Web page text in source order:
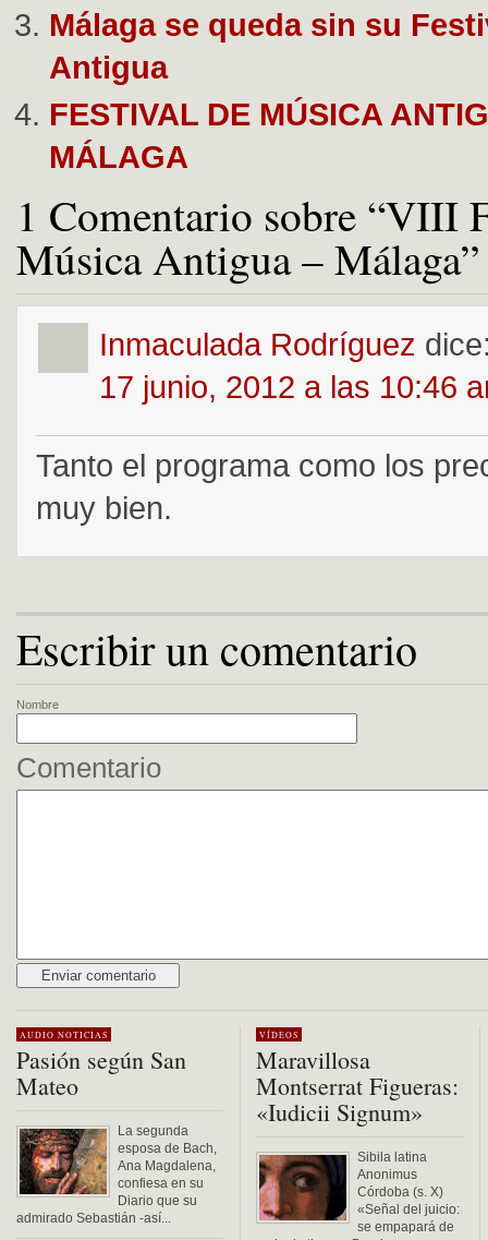
Málaga se queda sin su
Antigua
FESTIVAL DE MÚSICA
MÁLAGA
1 Comentario sobre “VIII
Música Antigua – Málaga”
Inmaculada Rodríguez
17 junio, 2012 a las 10:46
Tanto el programa como los
muy bien.
Escribir un comentario
Nombre
Comentario
AUDIO NOTICIAS
Pasión según San
Mateo
La segunda
esposa de Bach,
Ana Magdalena,
confiesa en su
Diario que su
admirado Sebastián -así...
VÍDEOS
Maravillosa
Montserrat Figueras:
«Iudicii Signum»
Sibila latina
Anonimus
Córdoba (s. X)
«Señal del juicio:
se empapará de